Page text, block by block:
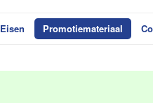
Eisen Promotiemateriaal